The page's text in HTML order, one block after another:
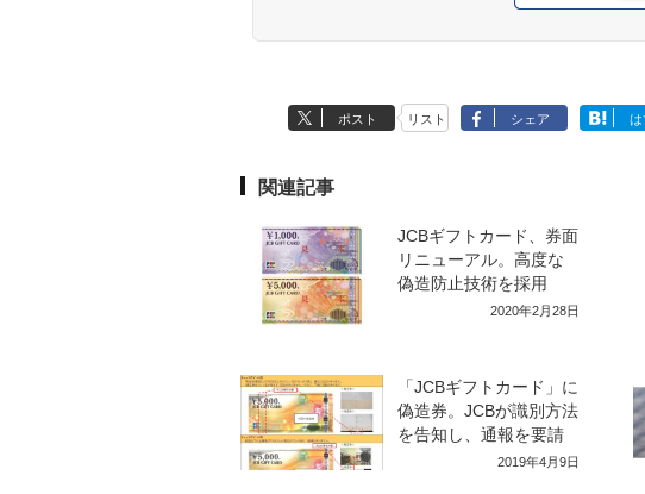
ポスト リスト シェア は
関連記事
JCBギフトカード、券面
リニューアル。高度な
偽造防止技術を採用
2020年2月28日
「JCBギフトカード」に
偽造券。JCBが識別方法
を告知し、通報を要請
2019年4月9日